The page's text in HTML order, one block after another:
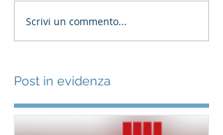
Scrivi un commento...
Post in evidenza